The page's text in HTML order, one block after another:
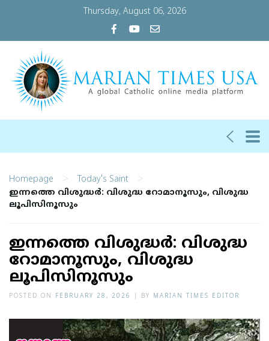
Thursday, August 06, 2026
Homepage > Today's Saint >
ഇന്നത്തെ വിശുദ്ധര്‍: വിശുദ്ധ റോമാനൂസും, വിശുദ്ധ
ലൂപിസിനൂസും
ഇന്നത്തെ വിശുദ്ധര്‍: വിശുദ്ധ
റോമാനൂസും, വിശുദ്ധ
ലൂപിസിനൂസും
POSTED ON FEBRUARY 28, 2026 BY MARIAN TIMES EDITOR